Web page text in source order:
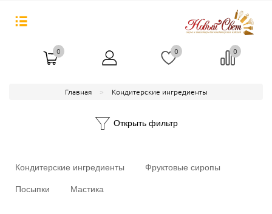
0 0 0
Главная Кондитерские ингредиенты
Открыть фильтр
Кондитерские ингредиенты
Фруктовые сиропы
Посыпки
Мастика